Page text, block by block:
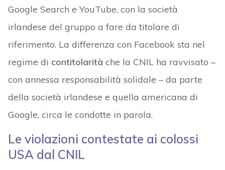
Google Search e YouTube, con la società
irlandese del gruppo a fare da titolare di
riferimento. La differenza con Facebook sta nel
regime di contitolarità che la CNIL ha ravvisato –
con annessa responsabilità solidale – da parte
della società irlandese e quella americana di
Google, circa le condotte in parola.
Le violazioni contestate ai colossi
USA dal CNIL